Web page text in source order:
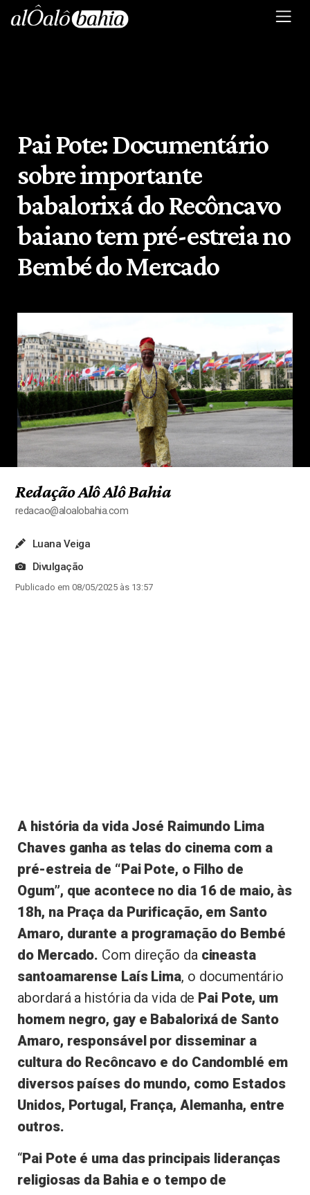
Pai Pote: Documentário
sobre importante
babalorixá do Recôncavo
baiano tem pré-estreia no
Bembé do Mercado
Redação Alô Alô Bahia
redacao@aloalobahia.com
Luana Veiga
Divulgação
Publicado em 08/05/2025 às 13:57
A história da vida José Raimundo Lima
Chaves ganha as telas do cinema com a
pré-estreia de “Pai Pote, o Filho de
Ogum”, que acontece no dia 16 de maio, às
18h, na Praça da Purificação, em Santo
Amaro, durante a programação do Bembé
do Mercado. Com direção da cineasta
santoamarense Laís Lima, o documentário
abordará a história da vida de Pai Pote, um
homem negro, gay e Babalorixá de Santo
Amaro, responsável por disseminar a
cultura do Recôncavo e do Candomblé em
diversos países do mundo, como Estados
Unidos, Portugal, França, Alemanha, entre
outros.
“Pai Pote é uma das principais lideranças
religiosas da Bahia e o tempo de